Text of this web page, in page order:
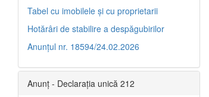
Tabel cu imobilele și cu proprietarii
Hotărâri de stabilire a despăgubirilor
Anunțul nr. 18594/24.02.2026
Anunț - Declarația unică 212